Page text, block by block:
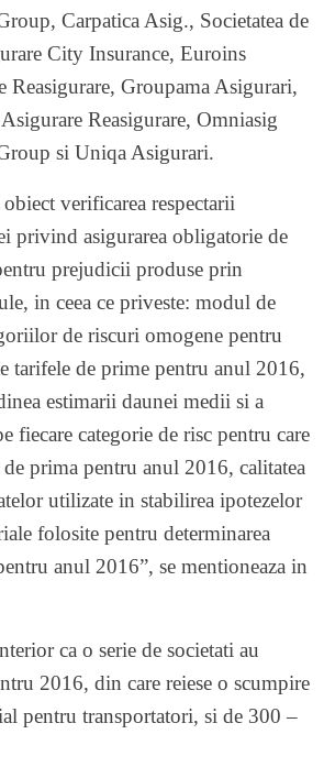
Carpatica Asig., Societatea de
City Insurance, Euroins
Reasigurare, Groupama Asigurari,
Reasigurare, Omniasig
si Uniqa Asigurari.
verificarea respectarii
privind asigurarea obligatorie de
prejudicii produse prin
in ceea ce priveste: modul de
de riscuri omogene pentru
tarifele de prime pentru anul 2016,
estimarii daunei medii si a
fiecare categorie de risc pentru care
prima pentru anul 2016, calitatea
utilizate in stabilirea ipotezelor
folosite pentru determinarea
anul 2016”, se mentioneaza in
ca o serie de societati au
2016, din care reiese o scumpire
pentru transportatori, si de 300 –